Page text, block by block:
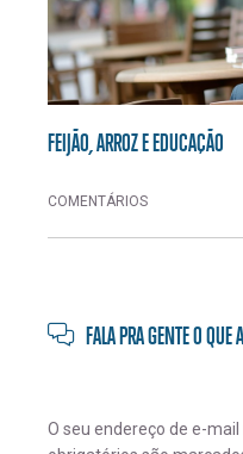
FEIJÃO, ARROZ E EDUCAÇÃO
COMENTÁRIOS
FALA PRA GENTE O QUE
O seu endereço de e-